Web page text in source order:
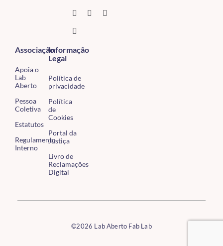
Associação
Apoia o
Lab
Aberto
Pessoa
Coletiva
Estatutos
Regulamento
Interno
Informação
Legal
Política de
privacidade
Política
de
Cookies
Portal da
Justiça
Livro de
Reclamações
Digital
©2026 Lab Aberto Fab Lab